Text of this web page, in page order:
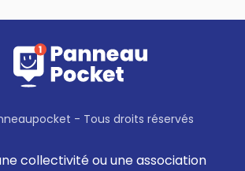
- Tous droits réservés
collectivité ou une association